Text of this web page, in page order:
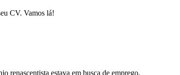
CV. Vamos lá!
renascentista estava em busca de emprego.